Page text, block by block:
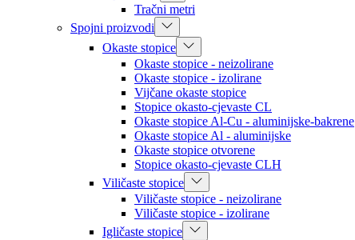
Tračni metri
Spojni proizvodi
Okaste stopice
Okaste stopice - neizolirane
Okaste stopice - izolirane
Vijčane okaste stopice
Stopice okasto-cjevaste CL
Okaste stopice Al-Cu - aluminijske-bakrene
Okaste stopice Al - aluminijske
Okaste stopice otvorene
Stopice okasto-cjevaste CLH
Viličaste stopice
Viličaste stopice - neizolirane
Viličaste stopice - izolirane
Igličaste stopice